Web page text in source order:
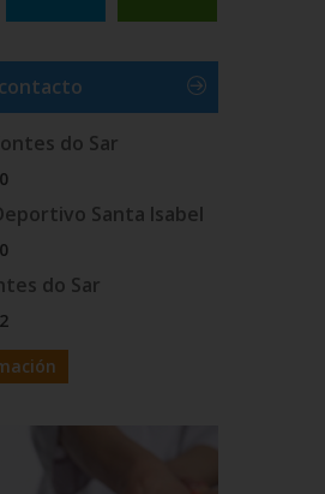
do Sar
Santa Isabel
do Sar